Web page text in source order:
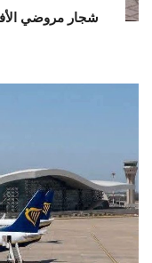
شجار مروضي